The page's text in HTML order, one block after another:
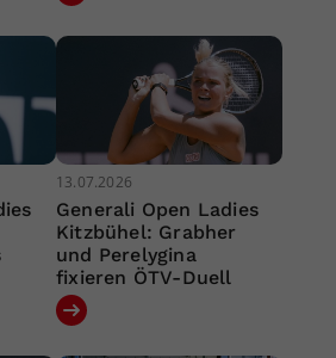
13.07.2026
Generali Open Ladies
Kitzbühel: Grabher
und Perelygina
fixieren ÖTV-Duell